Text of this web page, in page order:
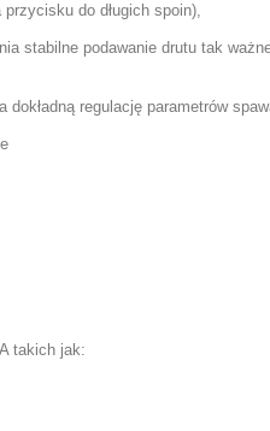
przycisku do długich spoin),
stabilne podawanie drutu tak
dokładną regulację parametrów
takich jak: